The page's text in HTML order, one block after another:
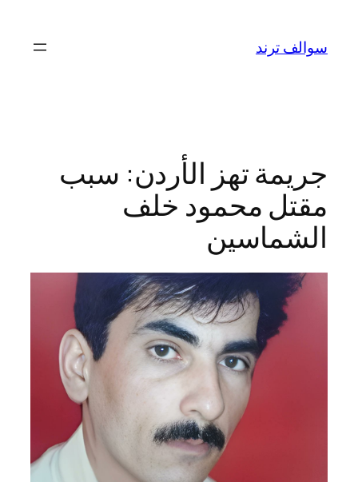
المحتوى
سوالف ترند
جريمة تهز الأردن: سبب
مقتل محمود خلف
الشماسين